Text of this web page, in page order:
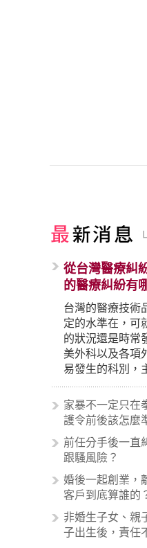
從台灣醫療糾
的醫療糾紛有
台灣的醫療技術
定的水準在，可
的狀況還是時常
美外科以及各項
易發生的科別，
生未盡告知義務
術疏失、術後照
收取。雖然醫學
案例中最後都走
果不幸遇到相關
麼處理呢？醫療
非常多，有些案
家暴不一定只在
護令前後該怎麼
前任分手後一直
跟騷風險？
婚後一起創業，
客戶到底算誰的
非婚生子女、親
子出生後，責任